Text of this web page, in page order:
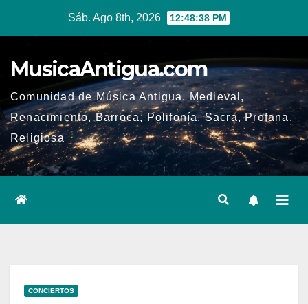
Sáb. Ago 8th, 2026 12:48:39 PM
MusicaAntigua.com
Comunidad de Música Antigua. Medieval,
Renacimiento, Barroca, Polifonía, Sacra, Profana,
Religiosa
CONCIERTOS